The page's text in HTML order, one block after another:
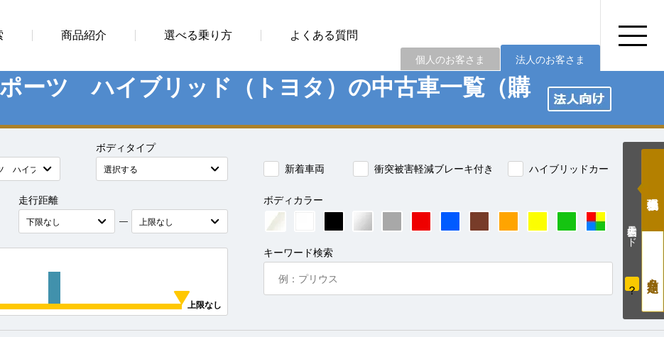
商品紹介 選べる乗り方 よくある質問
個人のお客さま 法人のお客さま
ーツ ハイブリッド（トヨタ）の中古車一覧（購
ボディタイプ
新着車両
衝突被害軽減ブレーキ付き ハイブリッドカー
走行距離
―
ボディカラー
上限なし
キーワード検索
価格表示モード
？